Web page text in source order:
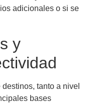
adicionales o si se
y
tanto a nivel
bases